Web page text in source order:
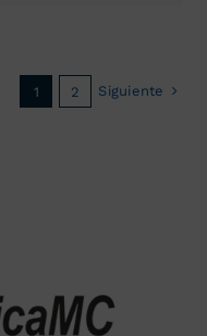
1 2 Siguiente